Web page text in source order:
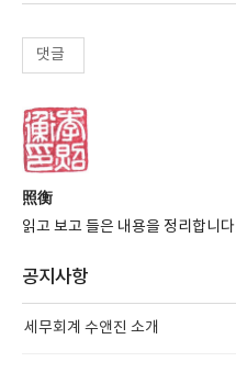
댓글
照衡
읽고 보고 들은 내용을 정리합니다
공지사항
세무회계 수앤진 소개